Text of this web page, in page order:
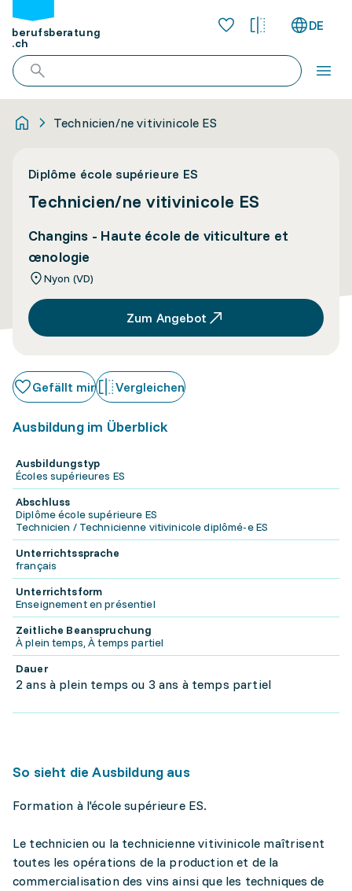
berufsberatung
.ch
DE
Technicien/ne vitivinicole ES
Diplôme école supérieure ES
Technicien/ne vitivinicole ES
Changins - Haute école de viticulture et
œnologie
Nyon (VD)
Zum Angebot
Gefällt mir Vergleichen
Ausbildung im Überblick
Ausbildungstyp
Écoles supérieures ES
Abschluss
Diplôme école supérieure ES
Technicien / Technicienne vitivinicole diplômé-e ES
Unterrichtssprache
français
Unterrichtsform
Enseignement en présentiel
Zeitliche Beanspruchung
À plein temps, À temps partiel
Dauer
2 ans à plein temps ou 3 ans à temps partiel
So sieht die Ausbildung aus
Formation à l'école supérieure ES.
Le technicien ou la technicienne vitivinicole maîtrisent
toutes les opérations de la production et de la
commercialisation des vins ainsi que les techniques de